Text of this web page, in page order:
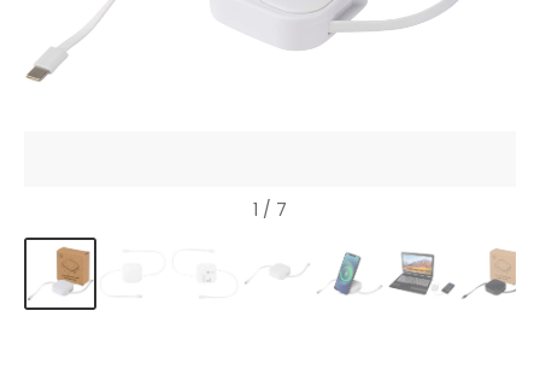
1 / 7